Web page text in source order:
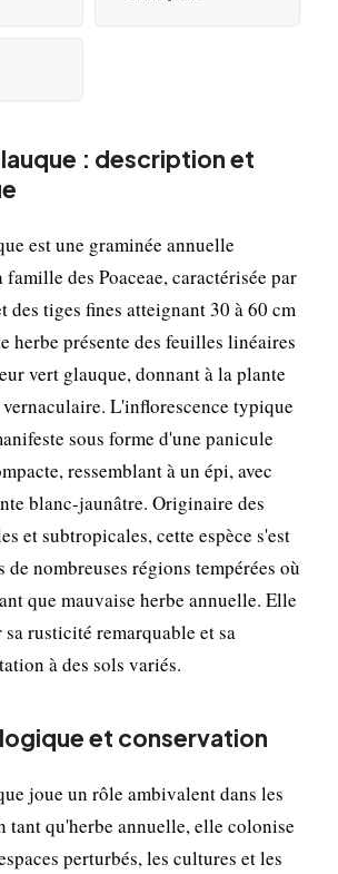
: description et
est une graminée annuelle
famille des Poaceae, caractérisée par
des tiges fines atteignant 30 à 60 cm
herbe présente des feuilles linéaires
vert glauque, donnant à la plante
L'inflorescence typique
sous forme d'une panicule
ressemblant à un épi, avec
blanc-jaunâtre. Originaire des
et subtropicales, cette espèce s'est
de nombreuses régions tempérées où
que mauvaise herbe annuelle. Elle
rusticité remarquable et sa
à des sols variés.
et conservation
joue un rôle ambivalent dans les
tant qu'herbe annuelle, elle colonise
perturbés, les cultures et les